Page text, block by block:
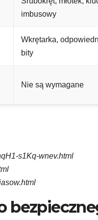
imbusowy
Wkrętarka,
bity
Nie są wymagane
s1Kq-wnev.html